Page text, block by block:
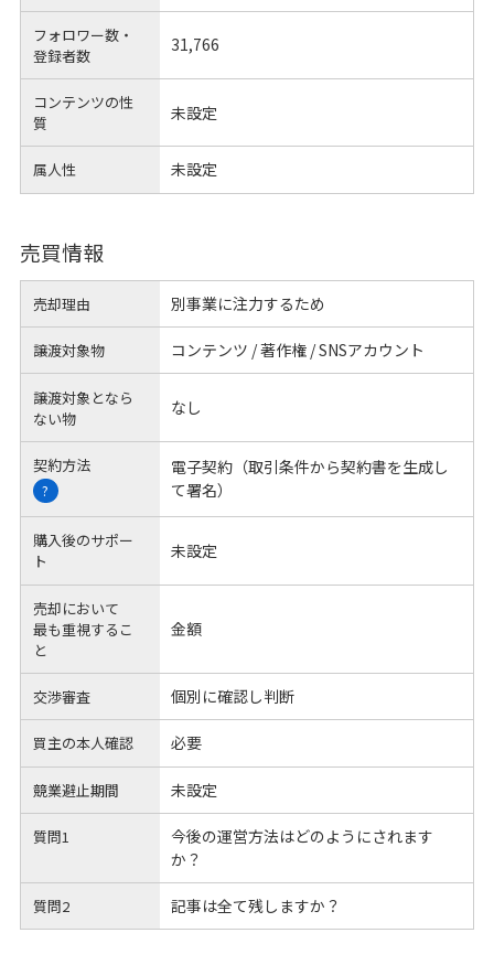
フォロワー数・
登録者数
31,766
コンテンツの性
質
未設定
属人性 未設定
売買情報
売却理由 別事業に注力するため
譲渡対象物 コンテンツ / 著作権 / SNSアカウント
譲渡対象となら
ない物
なし
契約方法
?
電子契約（取引条件から契約書を生成し
て署名）
購入後のサポー
ト
未設定
売却において
最も重視するこ
と
金額
交渉審査 個別に確認し判断
買主の本人確認 必要
競業避止期間 未設定
質問1
今後の運営方法はどのようにされます
か？
質問2 記事は全て残しますか？